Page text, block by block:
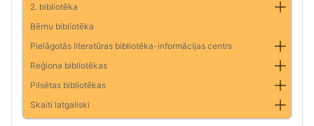
2. bibliotēka
Bērnu bibliotēka
Pielāgotās literatūras bibliotēka-informācijas centrs
Reģiona bibliotēkas
Pilsētas bibliotēkas
Skaiti latgaliski